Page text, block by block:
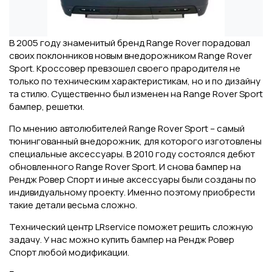
В 2005 году знаменитый бренд Range Rover порадовал
своих поклонников новым внедорожником Range Rover
Sport. Кроссовер превзошел своего прародителя не
только по техническим характеристикам, но и по дизайну
та стилю. Существенно был изменен на Range Rover Sport
бампер, решетки.
По мнению автолюбителей Range Rover Sport – самый
тюнингованный внедорожник, для которого изготовлены
специальные аксессуары. В 2010 году состоялся дебют
обновленного Range Rover Sport. И снова бампер на
Рендж Ровер Спорт и иные аксессуары были созданы по
индивидуальному проекту. Именно поэтому приобрести
такие детали весьма сложно.
Технический центр LRservice поможет решить сложную
задачу. У нас можно купить бампер на Рендж Ровер
Спорт любой модификации.